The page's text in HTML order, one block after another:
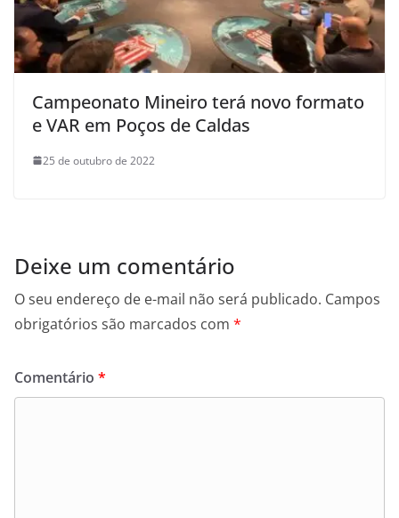
Campeonato Mineiro terá novo formato
e VAR em Poços de Caldas
25 de outubro de 2022
Deixe um comentário
O seu endereço de e-mail não será publicado. Campos
obrigatórios são marcados com *
Comentário *